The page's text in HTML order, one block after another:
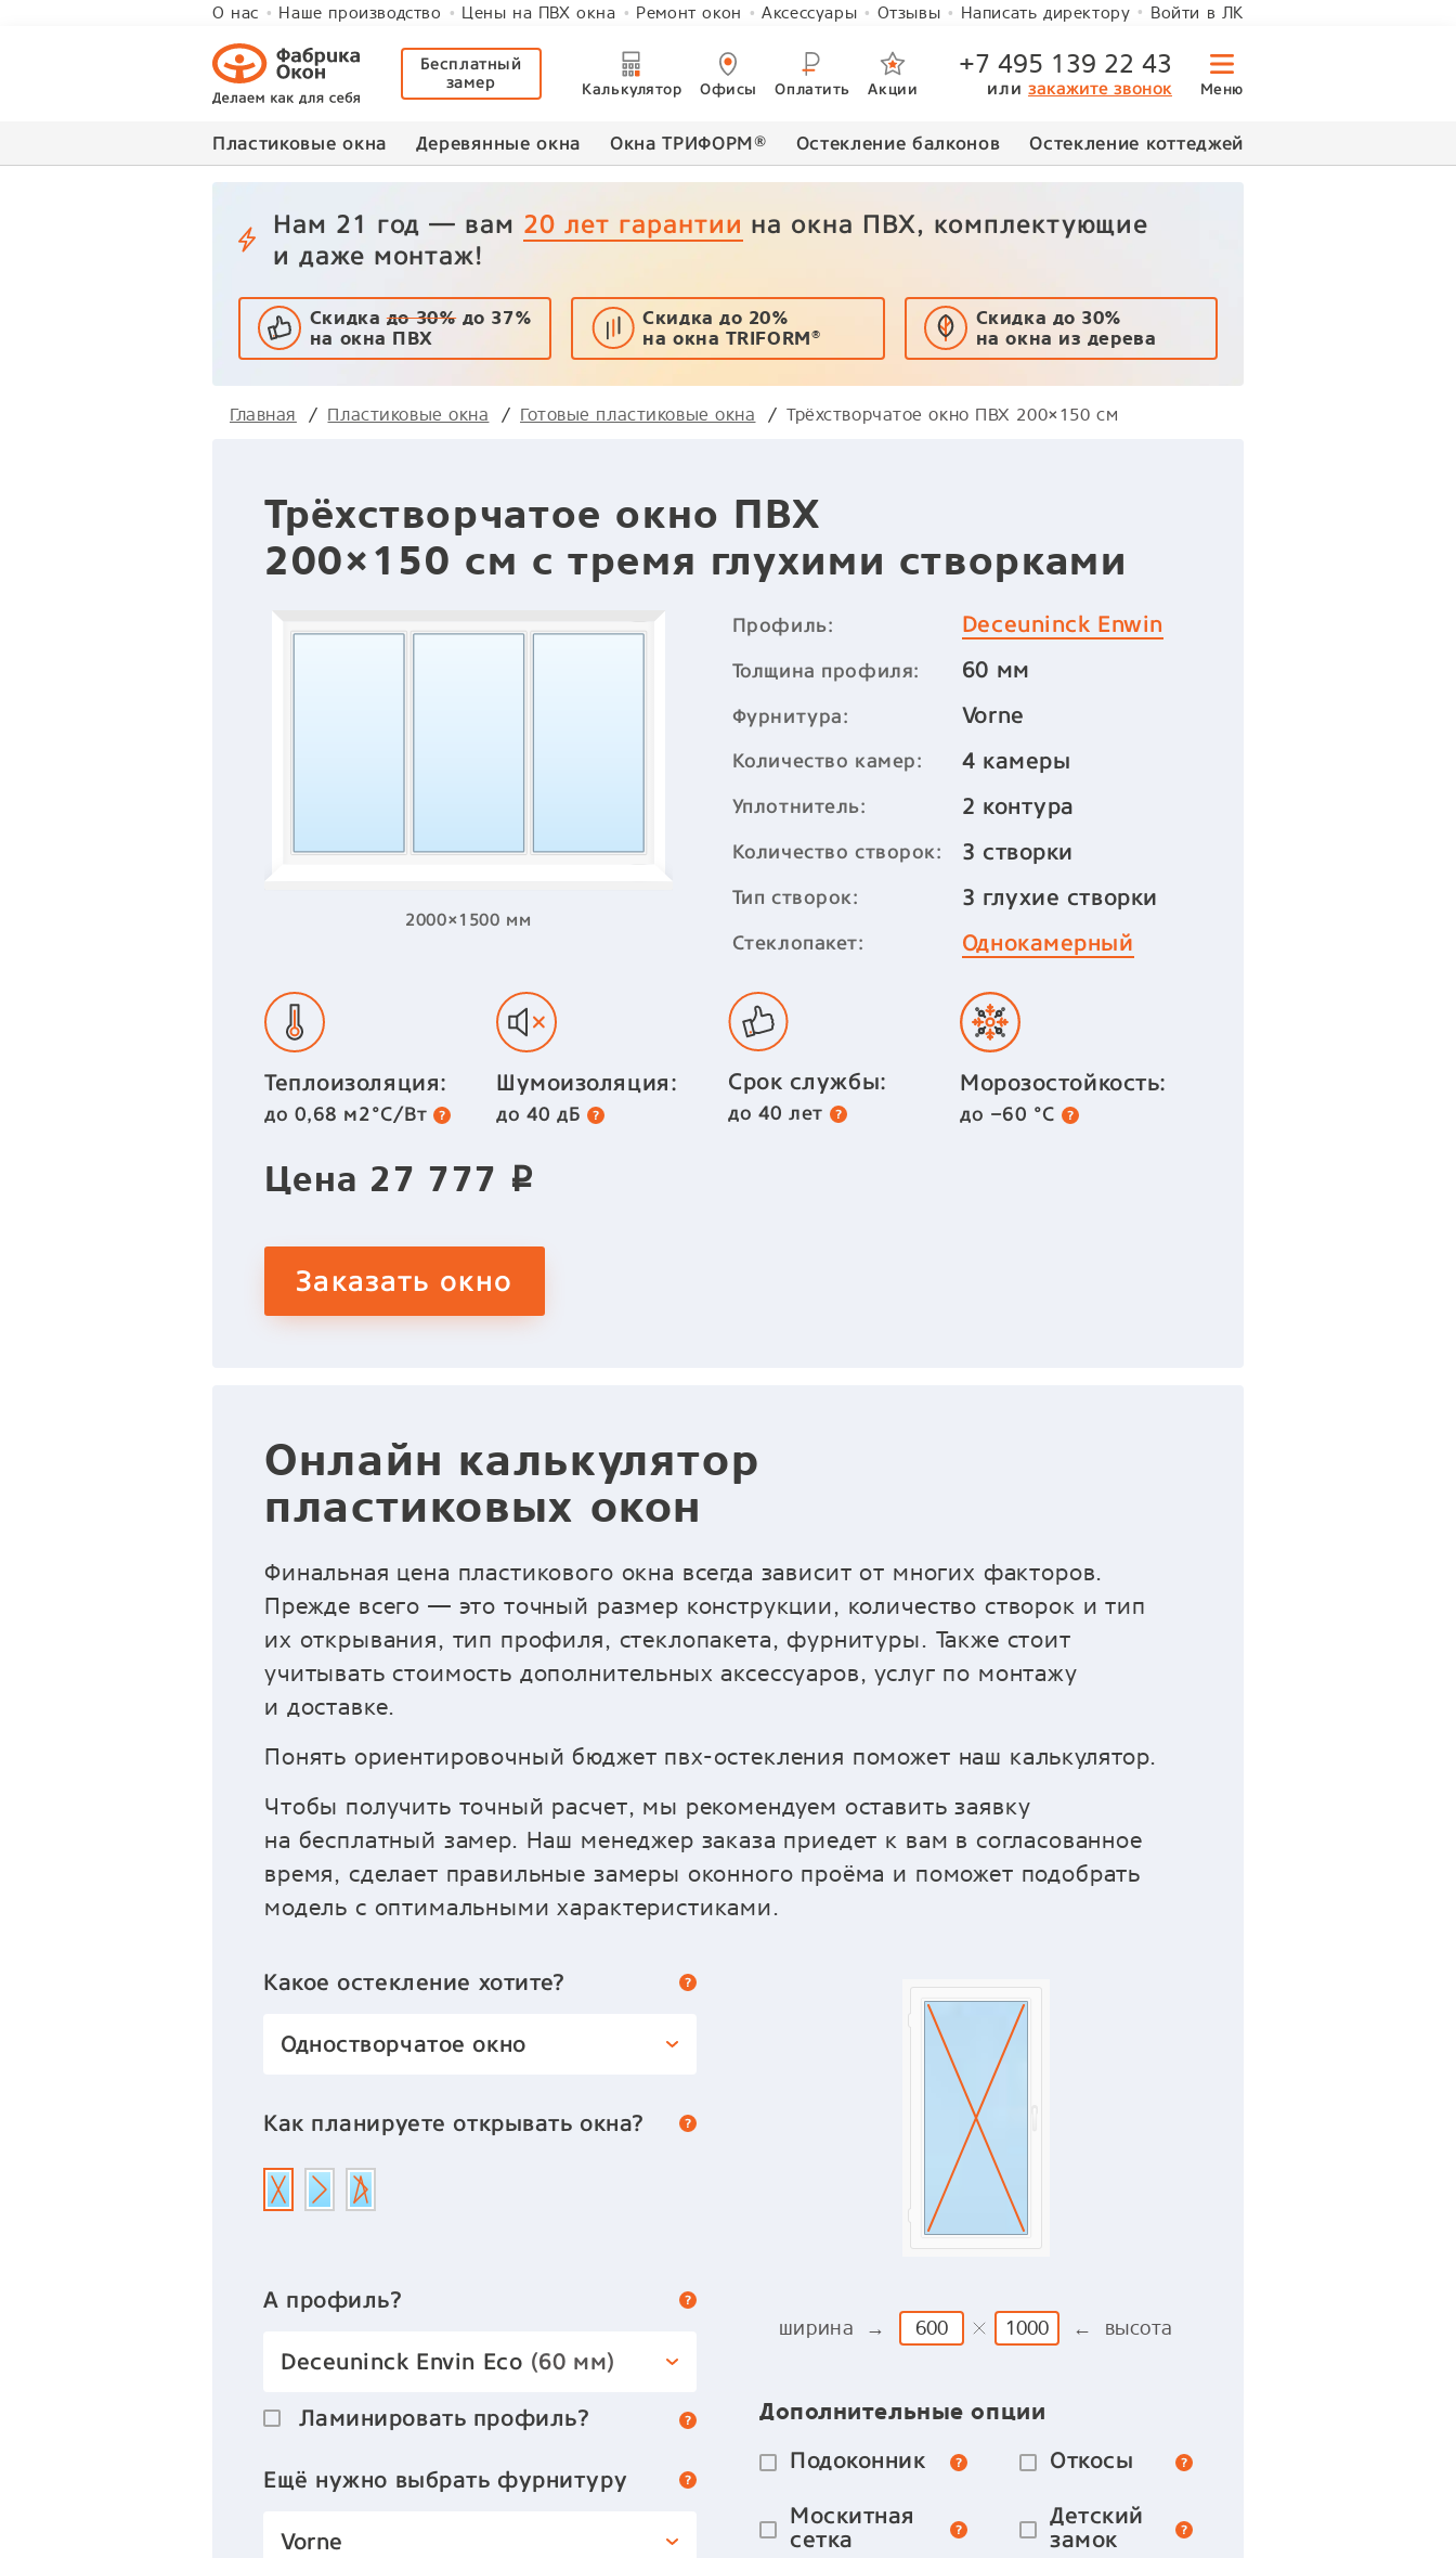
О нас Наше производство Цены на ПВХ окна Ремонт окон Аксессуары Отзывы Написать директору Войти в ЛК
Бесплатный
замер
Калькулятор Офисы Оплатить Акции
+7 495 139 22 43
или закажите звонок Меню
Пластиковые окна Деревянные окна Окна ТРИФОРМ® Остекление балконов Остекление коттеджей
Нам 21 год — вам 20 лет гарантии на окна ПВХ, комплектующие
и даже монтаж!
Скидкадо 30%до 37%
на окна ПВХ
Скидка до 20%
на окна TRIFORM®
Скидка до 30%
на окна из дерева
Главная Пластиковые окна Готовые пластиковые окна Трёхстворчатое окно ПВХ 200×150 см
Трёхстворчатое окно ПВХ
200×150 см с тремя глухими створками
2000×1500 мм
Профиль: Deceuninck Enwin
Толщина профиля: 60 мм
Фурнитура: Vorne
Количество камер: 4 камеры
Уплотнитель: 2 контура
Количество створок: 3 створки
Тип створок: 3 глухие створки
Стеклопакет: Однокамерный
Теплоизоляция:
до 0,68 м2°C/Вт
Шумоизоляция:
до 40 дБ
Срок службы:
до 40 лет
Морозостойкость:
до −60 °С
Цена 27 777 p
Заказать окно
Онлайн калькулятор
пластиковых окон
Финальная цена пластикового окна всегда зависит от многих факторов.
Прежде всего — это точный размер конструкции, количество створок и тип
их открывания, тип профиля, стеклопакета, фурнитуры. Также стоит
учитывать стоимость дополнительных аксессуаров, услуг по монтажу
и доставке.
Понять ориентировочный бюджет пвх-остекления поможет наш калькулятор.
Чтобы получить точный расчет, мы рекомендуем оставить заявку
на бесплатный замер. Наш менеджер заказа приедет к вам в согласованное
время, сделает правильные замеры оконного проёма и поможет подобрать
модель с оптимальными характеристиками.
Какое остекление хотите?
Одностворчатое окно
Как планируете открывать окна?
А профиль?
Deceuninck Envin Eco (60 мм)
Ламинировать профиль?
Ещё нужно выбрать фурнитуру
Vorne
ширина → ← высота
Дополнительные опции
Подоконник Откосы
Москитная
сетка
Детский
замок